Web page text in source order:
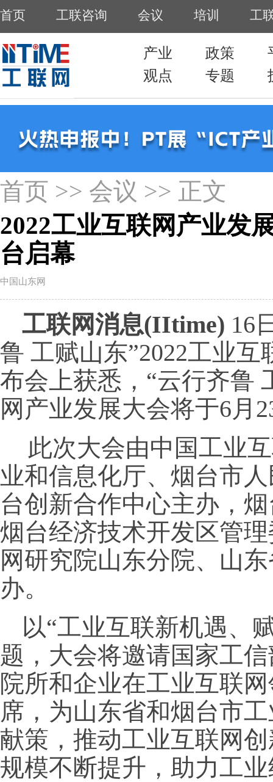
首页 >> 会议 >> 正文
2022工业互联网产业发
台启幕
中国山东网
工联网消息(IItime) 16
鲁 工赋山东”2022工业
布会上获悉，“云行齐鲁
网产业发展大会将于6月
此次大会由中国工业
业和信息化厅、烟台市
台创新合作中心主办，
烟台经济技术开发区管
网研究院山东分院、山
办。
以“工业互联新机遇、
题，大会将邀请国家工
院所和企业在工业互联
席，为山东省和烟台市
献策，推动工业互联网
规模不断提升，助力工